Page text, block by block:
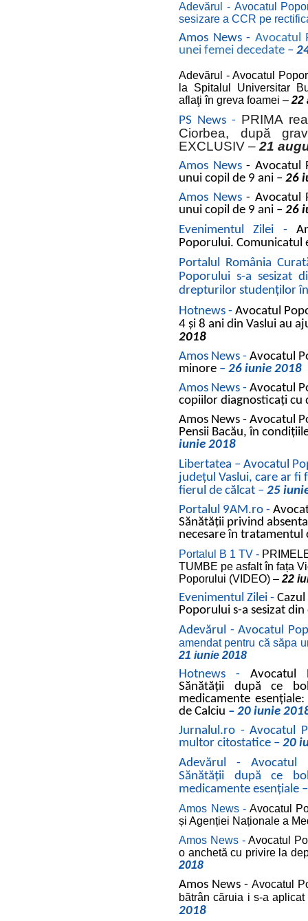
Adevărul - Avocatul
sesizare a CCR pe
Amos News - Avocatul
unei femei decedate –
Adevărul - Avocatul
la Spitalul Universitar
aflaţi în greva foamei – 22
PS News - PRIMA
Ciorbea, după
EXCLUSIV – 21
Amos News- Avocatul
unui copil de 9 ani – 26
Amos News- Avocatul
unui copil de 9 ani – 26
Evenimentul Zilei -
Poporului. Comunicatul
Portalul România
Poporului s-a sesizat
drepturilor studenților
Hotnews - Avocatul
4 și 8 ani din Vaslui au
2018
Amos News - Avocatul
minore – 26 iunie 2018
Amos News - Avocatul
copiilor diagnosticați
Amos News - Avocatul
Pensii Bacău, în
iunie 2018
Libertatea – Avocatul
județul Vaslui, care ar fi
fierul de călcat – 25
Portalul 9AM.ro -
Sănătății privind
necesare în tratamentul
Portalul B 1 TV -
TUMBE pe asfalt în fața
Poporului (VIDEO) – 22
Evenimentul Zilei -
Poporului s-a sesizat
Adevărul - Avocatul
amendat pentru că săpa
21 iunie 2018
Hotnews - Avocatul
Sănătății după ce
medicamente
de Calciu – 20 iunie
Jurnalul.ro - Avocatul
multor citostatice – 20
Adevărul - Avocatul
Sănătăţii după ce
medicamente esenţiale
Amos News - Avocatul
și Agenției Naționale a
Amos News -Avocatul
o anchetă cu privire la
2018
Amos News - Avocatul
bătrân căruia i s-a
2018